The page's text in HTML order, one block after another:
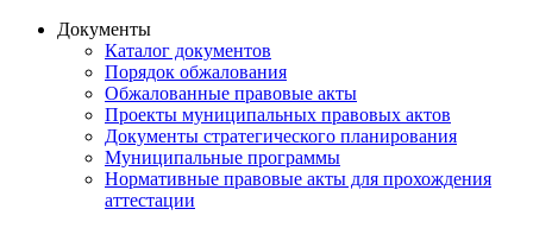
Документы
Каталог документов
Порядок обжалования
Обжалованные правовые акты
Проекты муниципальных правовых актов
Документы стратегического планирования
Муниципальные программы
Нормативные правовые акты для прохождения
аттестации